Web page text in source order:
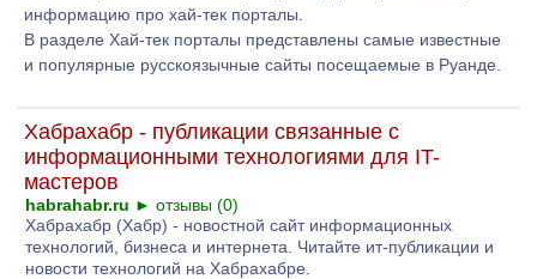
информацию про хай-тек порталы.
В разделе Хай-тек порталы представлены самые известные
и популярные русскоязычные сайты посещаемые в Руанде.
Хабрахабр - публикации связанные с
информационными технологиями для IT-
мастеров
habrahabr.ru ► отзывы (0)
Хабрахабр (Хабр) - новостной сайт информационных
технологий, бизнеса и интернета. Читайте ит-публикации и
новости технологий на Хабрахабре.